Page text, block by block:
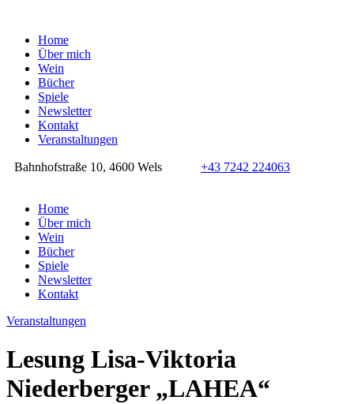
Home
Über mich
Wein
Bücher
Spiele
Newsletter
Kontakt
Veranstaltungen
Bahnhofstraße 10, 4600 Wels +43 7242 224063
Home
Über mich
Wein
Bücher
Spiele
Newsletter
Kontakt
Veranstaltungen
Lesung Lisa-Viktoria
Niederberger „LAHEA“